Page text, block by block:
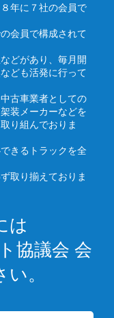
年に７社の会員で
会員で構成されて
どがあり、毎月開
ども活発に行って
古車業者としての
装メーカーなどを
り組んでおりま
きるトラックを全
取り揃えておりま
は
協議会 会
。